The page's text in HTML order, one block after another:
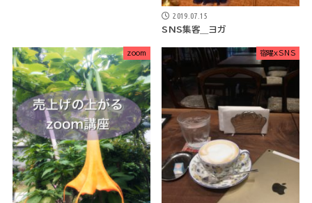
2019.07.15
SNS集客＿ヨガ
zoom 宿曜xSNS